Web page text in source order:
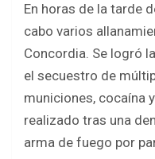
ce
b
o
o
k
tt
er
at
s
A
p
p
En horas de la tarde
cabo varios
Concordia. Se logró
el secuestro de
municiones, cocaína
realizado tras una
arma de fuego por